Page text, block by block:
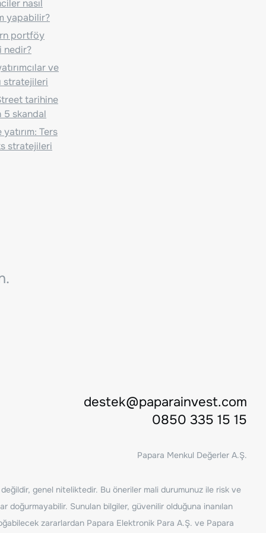
nasıl
yapabilir?
portföy
nedir?
ve
stratejileri
tarihine
5 skandal
Ters
stratejileri
destek@paparainvest.com
0850 335 15 15
Papara Menkul Değerler A.Ş.
değildir, genel niteliktedir. Bu öneriler mali durumunuz ile risk ve
doğurmayabilir. Sunulan bilgiler, güvenilir olduğuna inanılan
zararlardan Papara Elektronik Para A.Ş. ve Papara